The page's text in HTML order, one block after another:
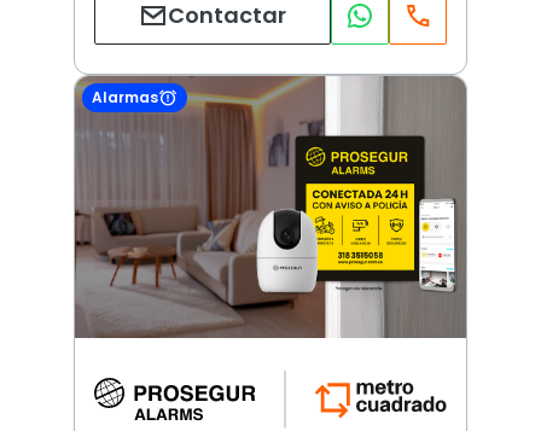
Contactar
Alarmas